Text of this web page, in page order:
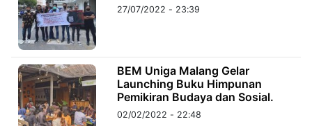
27/07/2022 - 23:39
BEM Uniga Malang Gelar
Launching Buku Himpunan
Pemikiran Budaya dan Sosial.
02/02/2022 - 22:48